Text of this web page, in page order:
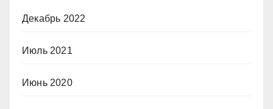
Декабрь 2022
Июль 2021
Июнь 2020